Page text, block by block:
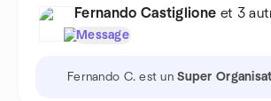
Fernando Castiglione et 3
Message
Fernando C. est unSuper